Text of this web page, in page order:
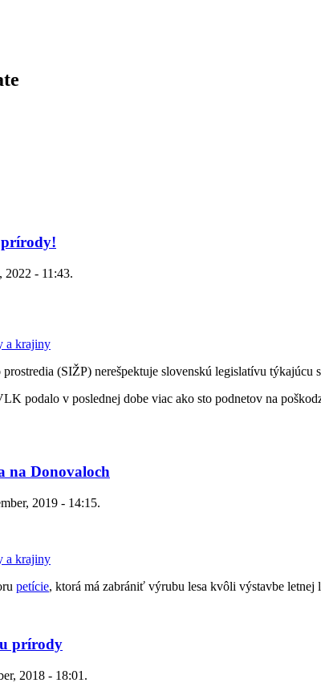
prírody!
2022 - 11:43.
a krajiny
(SIŽP) nerešpektuje slovenskú legislatívu
podalo v poslednej dobe viac ako sto podnetov na
na Donovaloch
2019 - 14:15.
a krajiny
petície, ktorá má zabrániť výrubu lesa kvôli výstavbe letnej
prírody
2018 - 18:01.